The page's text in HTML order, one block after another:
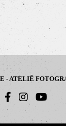
- ATELIÊ